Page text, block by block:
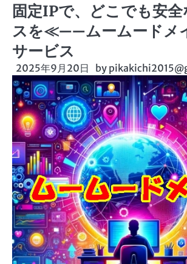
固定IPで、どこでも安全
スを≪——ムームードメ
サービス
2025年9月20日 by